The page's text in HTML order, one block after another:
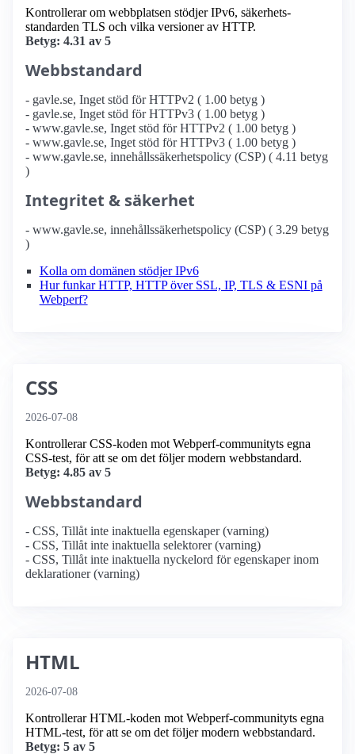
Kontrollerar om webbplatsen stödjer IPv6, säkerhets­
standarden TLS och vilka versioner av HTTP.
Betyg: 4.31 av 5
Webbstandard
- gavle.se, Inget stöd för HTTPv2 ( 1.00 betyg )
- gavle.se, Inget stöd för HTTPv3 ( 1.00 betyg )
- www.gavle.se, Inget stöd för HTTPv2 ( 1.00 betyg )
- www.gavle.se, Inget stöd för HTTPv3 ( 1.00 betyg )
- www.gavle.se, innehållssäkerhetspolicy (CSP) ( 4.11 betyg
)
Integritet & säkerhet
- www.gavle.se, innehållssäkerhetspolicy (CSP) ( 3.29 betyg
)
Kolla om domänen stödjer IPv6
Hur funkar HTTP, HTTP över SSL, IP, TLS & ESNI på
Webperf?
CSS
2026-07-08
Kontrollerar CSS-koden mot Webperf-communityts egna
CSS-test, för att se om det följer modern webbstandard.
Betyg: 4.85 av 5
Webbstandard
- CSS, Tillåt inte inaktuella egenskaper (varning)
- CSS, Tillåt inte inaktuella selektorer (varning)
- CSS, Tillåt inte inaktuella nyckelord för egenskaper inom
deklarationer (varning)
HTML
2026-07-08
Kontrollerar HTML-koden mot Webperf-communityts egna
HTML-test, för att se om det följer modern webbstandard.
Betyg: 5 av 5